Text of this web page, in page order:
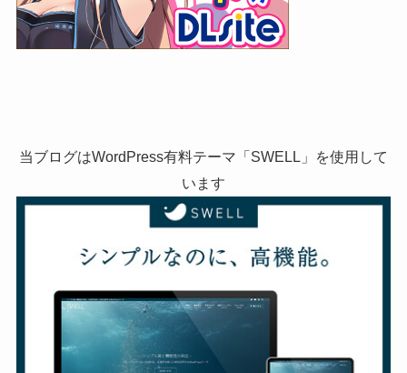
当ブログはWordPress有料テーマ「SWELL」を使用して
います